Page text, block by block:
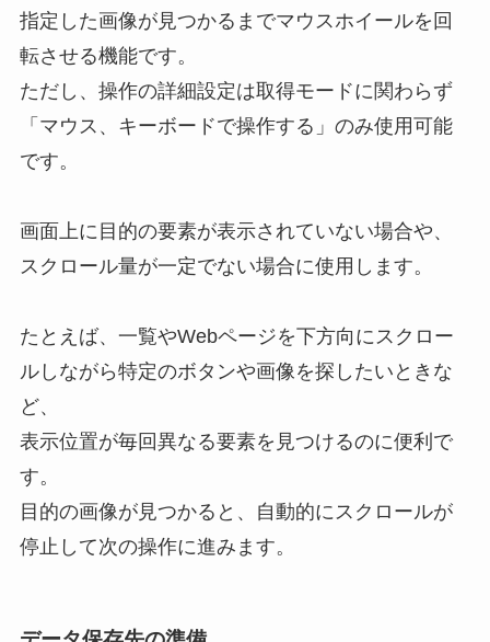
指定した画像が見つかるまでマウスホイールを回
転させる機能です。
ただし、操作の詳細設定は取得モードに関わらず
「マウス、キーボードで操作する」のみ使用可能
です。
画面上に目的の要素が表示されていない場合や、
スクロール量が一定でない場合に使用します。
たとえば、一覧やWebページを下方向にスクロー
ルしながら特定のボタンや画像を探したいときな
ど、
表示位置が毎回異なる要素を見つけるのに便利で
す。
目的の画像が見つかると、自動的にスクロールが
停止して次の操作に進みます。